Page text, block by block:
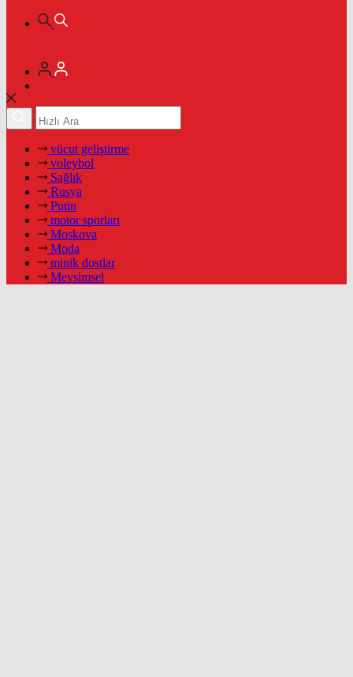
vücut geliştirme
voleybol
Sağlık
Rusya
Putin
motor sporları
Moskova
Moda
minik dostlar
Mevsimsel